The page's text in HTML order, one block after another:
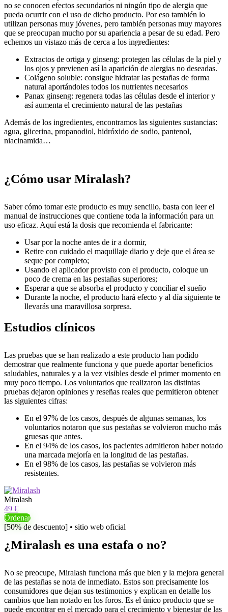
no se conocen efectos secundarios ni ningún tipo de alergia que
pueda ocurrir con el uso de dicho producto. Por eso también lo
utilizan personas muy jóvenes, pero también personas muy mayores
que se preocupan mucho por su apariencia a pesar de su edad. Pero
echemos un vistazo más de cerca a los ingredientes:
Extractos de ortiga y ginseng: protegen las células de la piel y
los ojos y previenen así la aparición de alergias no deseadas.
Colágeno soluble: consigue hidratar las pestañas de forma
natural aportándoles todos los nutrientes necesarios
Panax ginseng: regenera todas las células desde el interior y
así aumenta el crecimiento natural de las pestañas
Además de los ingredientes, encontramos las siguientes sustancias:
agua, glicerina, propanodiol, hidróxido de sodio, pantenol,
niacinamida…
¿Cómo usar Miralash?
Saber cómo tomar este producto es muy sencillo, basta con leer el
manual de instrucciones que contiene toda la información para un
uso eficaz. Aquí está la dosis que recomienda el fabricante:
Usar por la noche antes de ir a dormir,
Retire con cuidado el maquillaje diario y deje que el área se
seque por completo;
Usando el aplicador provisto con el producto, coloque un
poco de crema en las pestañas superiores;
Esperar a que se absorba el producto y conciliar el sueño
Durante la noche, el producto hará efecto y al día siguiente te
llevarás una maravillosa sorpresa.
Estudios clínicos
Las pruebas que se han realizado a este producto han podido
demostrar que realmente funciona y que puede aportar beneficios
saludables, naturales y a la vez visibles desde el primer momento en
muy poco tiempo. Los voluntarios que realizaron las distintas
pruebas dejaron opiniones y reseñas reales que permitieron obtener
las siguientes cifras:
En el 97% de los casos, después de algunas semanas, los
voluntarios notaron que sus pestañas se volvieron mucho más
gruesas que antes.
En el 94% de los casos, los pacientes admitieron haber notado
una marcada mejoría en la longitud de las pestañas.
En el 98% de los casos, las pestañas se volvieron más
resistentes.
Miralash
49 €
Ordenar
[50% de descuento] • sitio web oficial
¿Miralash es una estafa o no?
No se preocupe, Miralash funciona más que bien y la mejora general
de las pestañas se nota de inmediato. Estos son precisamente los
consumidores que dejan sus testimonios y explican en detalle los
cambios que han notado en los foros. Es el único producto que se
puede encontrar en el mercado para el crecimiento y bienestar de las